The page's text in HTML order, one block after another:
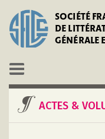
SOCIÉTÉ
DE
GÉNÉRALE
ACTES &